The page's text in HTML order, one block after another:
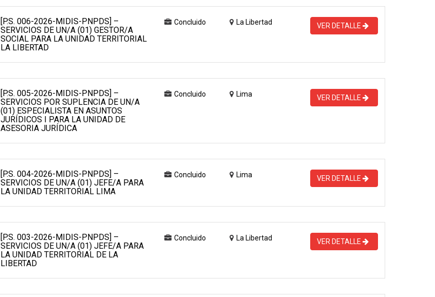
[P.S. 006-2026-MIDIS-PNPDS] –
SERVICIOS DE UN/A (01) GESTOR/A
SOCIAL PARA LA UNIDAD TERRITORIAL
LA LIBERTAD
Concluido La Libertad VER DETALLE
[P.S. 005-2026-MIDIS-PNPDS] –
SERVICIOS POR SUPLENCIA DE UN/A
(01) ESPECIALISTA EN ASUNTOS
JURÍDICOS I PARA LA UNIDAD DE
ASESORIA JURÍDICA
Concluido Lima VER DETALLE
[P.S. 004-2026-MIDIS-PNPDS] –
SERVICIOS DE UN/A (01) JEFE/A PARA
LA UNIDAD TERRITORIAL LIMA
Concluido Lima VER DETALLE
[P.S. 003-2026-MIDIS-PNPDS] –
SERVICIOS DE UN/A (01) JEFE/A PARA
LA UNIDAD TERRITORIAL DE LA
LIBERTAD
Concluido La Libertad VER DETALLE